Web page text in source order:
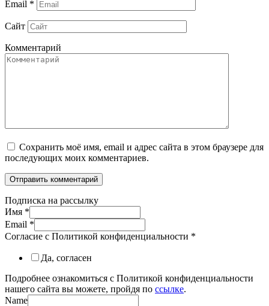
Email *
Сайт
Комментарий
Сохранить моё имя, email и адрес сайта в этом браузере для
последующих моих комментариев.
Подписка на рассылку
Имя *
Email *
Согласие с Политикой конфиденциальности *
Да, согласен
Подробнее ознакомиться с Политикой конфиденциальности
нашего сайта вы можете, пройдя по ссылке.
Name